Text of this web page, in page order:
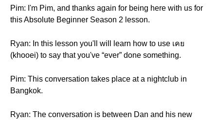
Pim: I'm Pim, and thanks again for being here with us for
this Absolute Beginner Season 2 lesson.
Ryan: In this lesson you'll will learn how to use เคย
(khooei) to say that you've “ever” done something.
Pim: This conversation takes place at a nightclub in
Bangkok.
Ryan: The conversation is between Dan and his new